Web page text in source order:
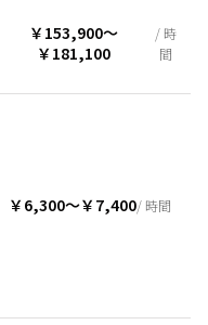
￥153,900〜
￥181,100
/ 時
間
￥6,300〜￥7,400/ 時間